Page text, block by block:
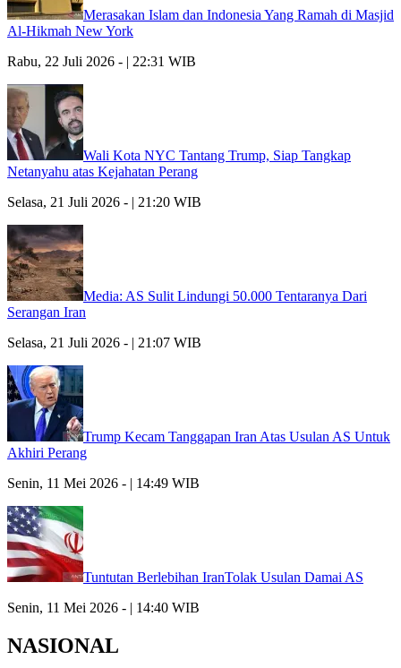
Merasakan Islam dan Indonesia Yang Ramah di Masjid
Al-Hikmah New York
Rabu, 22 Juli 2026 - | 22:31 WIB
Wali Kota NYC Tantang Trump, Siap Tangkap
Netanyahu atas Kejahatan Perang
Selasa, 21 Juli 2026 - | 21:20 WIB
Media: AS Sulit Lindungi 50.000 Tentaranya Dari
Serangan Iran
Selasa, 21 Juli 2026 - | 21:07 WIB
Trump Kecam Tanggapan Iran Atas Usulan AS Untuk
Akhiri Perang
Senin, 11 Mei 2026 - | 14:49 WIB
Tuntutan Berlebihan IranTolak Usulan Damai AS
Senin, 11 Mei 2026 - | 14:40 WIB
NASIONAL